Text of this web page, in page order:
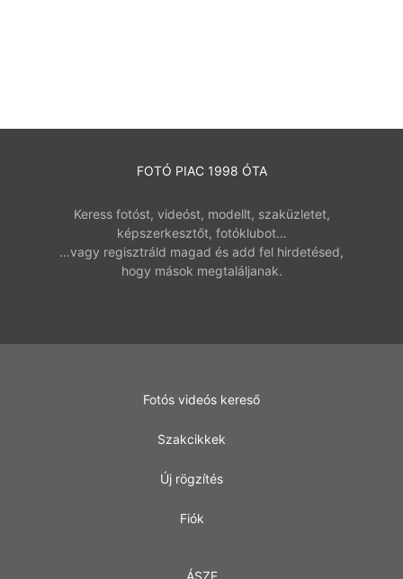
FOTÓ PIAC 1998 ÓTA
Keress fotóst, videóst, modellt, szaküzletet,
képszerkesztőt, fotóklubot…
…vagy regisztráld magad és add fel hirdetésed,
hogy mások megtaláljanak.
Fotós videós kereső
Szakcikkek
Új rögzítés
Fiók